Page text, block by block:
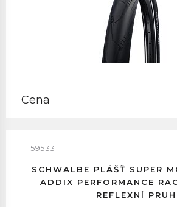
Cena
11159533
SCHWALBE PLÁŠŤ SUPER
ADDIX PERFORMANCE
REFLEXNÍ PRUH